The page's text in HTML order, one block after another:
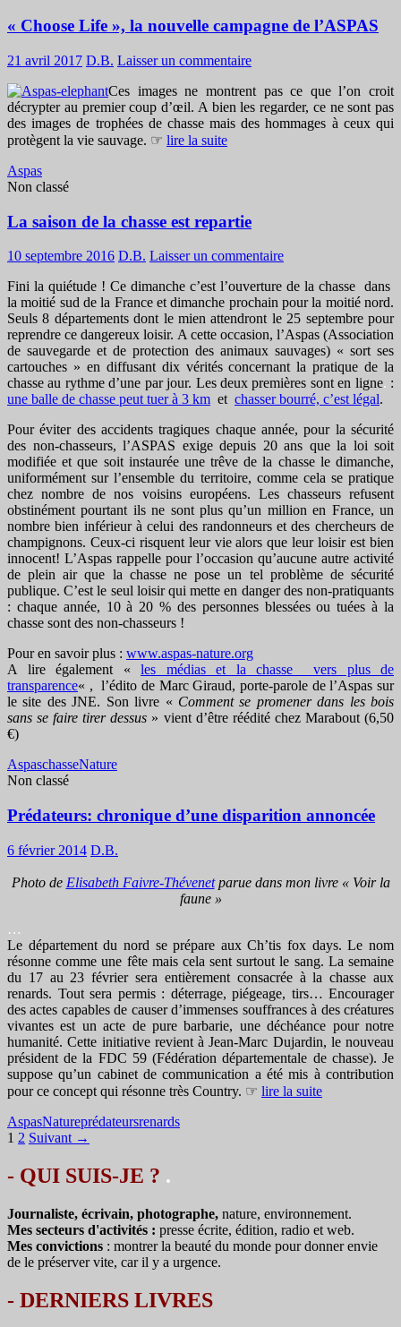
« Choose Life », la nouvelle campagne de l’ASPAS
21 avril 2017 D.B. Laisser un commentaire
Ces images ne montrent pas ce que l’on croit
décrypter au premier coup d’œil. A bien les regarder, ce ne sont pas
des images de trophées de chasse mais des hommages à ceux qui
protègent la vie sauvage. ☞ lire la suite
Aspas
Non classé
La saison de la chasse est repartie
10 septembre 2016 D.B. Laisser un commentaire
Fini la quiétude ! Ce dimanche c’est l’ouverture de la chasse dans
la moitié sud de la France et dimanche prochain pour la moitié nord.
Seuls 8 départements dont le mien attendront le 25 septembre pour
reprendre ce dangereux loisir. A cette occasion, l’Aspas (Association
de sauvegarde et de protection des animaux sauvages) « sort ses
cartouches » en diffusant dix vérités concernant la pratique de la
chasse au rythme d’une par jour. Les deux premières sont en ligne. :
une balle de chasse peut tuer à 3 km et chasser bourré, c’est légal.
Pour éviter des accidents tragiques chaque année, pour la sécurité
des non-chasseurs, l’ASPAS exige depuis 20 ans que la loi soit
modifiée et que soit instaurée une trêve de la chasse le dimanche,
uniformément sur l’ensemble du territoire, comme cela se pratique
chez nombre de nos voisins européens. Les chasseurs refusent
obstinément pourtant ils ne sont plus qu’un million en France, un
nombre bien inférieur à celui des randonneurs et des chercheurs de
champignons. Ceux-ci risquent leur vie alors que leur loisir est bien
innocent! L’Aspas rappelle pour l’occasion qu’aucune autre activité
de plein air que la chasse ne pose un tel problème de sécurité
publique. C’est le seul loisir qui mette en danger des non-pratiquants
: chaque année, 10 à 20 % des personnes blessées ou tuées à la
chasse sont des non-chasseurs !
Pour en savoir plus : www.aspas-nature.org
A lire également « les médias et la chasse vers plus de
transparence« , l’édito de Marc Giraud, porte-parole de l’Aspas sur
le site des JNE. Son livre « Comment se promener dans les bois
sans se faire tirer dessus » vient d’être réédité chez Marabout (6,50
€)
AspaschasseNature
Non classé
Prédateurs: chronique d’une disparition annoncée
6 février 2014 D.B.
Photo de Elisabeth Faivre-Thévenetparue dans mon livre « Voir la
faune »
…
Le département du nord se prépare aux Ch’tis fox days. Le nom
résonne comme une fête mais cela sent surtout le sang. La semaine
du 17 au 23 février sera entièrement consacrée à la chasse aux
renards. Tout sera permis : déterrage, piégeage, tirs… Encourager
des actes capables de causer d’immenses souffrances à des créatures
vivantes est un acte de pure barbarie, une déchéance pour notre
humanité. Cette initiative revient à Jean-Marc Dujardin, le nouveau
président de la FDC 59 (Fédération départementale de chasse). Je
suppose qu’un cabinet de communication a été mis à contribution
pour ce concept qui résonne très Country. ☞ lire la suite
AspasNatureprédateursrenards
Navigation
articles
1 2 Suivant →
- QUI SUIS-JE ? .
Journaliste, écrivain, photographe, nature, environnement.
Mes secteurs d'activités : presse écrite, édition, radio et web.
Mes convictions : montrer la beauté du monde pour donner envie
de le préserver vite, car il y a urgence.
- DERNIERS LIVRES